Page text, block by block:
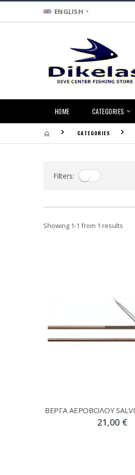
ENGLISH
HOME CATEGORIES
CATEGORIES
Filters:
Showing 1-1 from 1 results
21,00 €